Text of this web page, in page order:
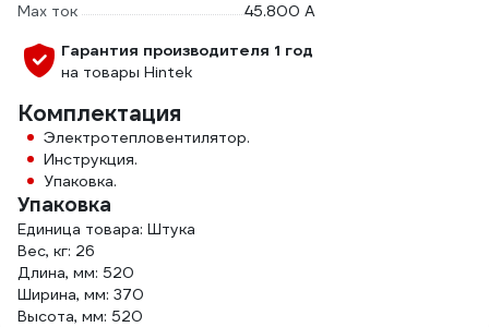
Max ток
45.800 А
Гарантия производителя 1 год
на товары Hintek
Комплектация
Электротепловентилятор.
Инструкция.
Упаковка.
Упаковка
Единица товара: Штука
Вес, кг: 26
Длина, мм: 520
Ширина, мм: 370
Высота, мм: 520